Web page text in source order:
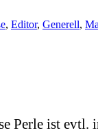
, Editor, Generell,
Perle ist